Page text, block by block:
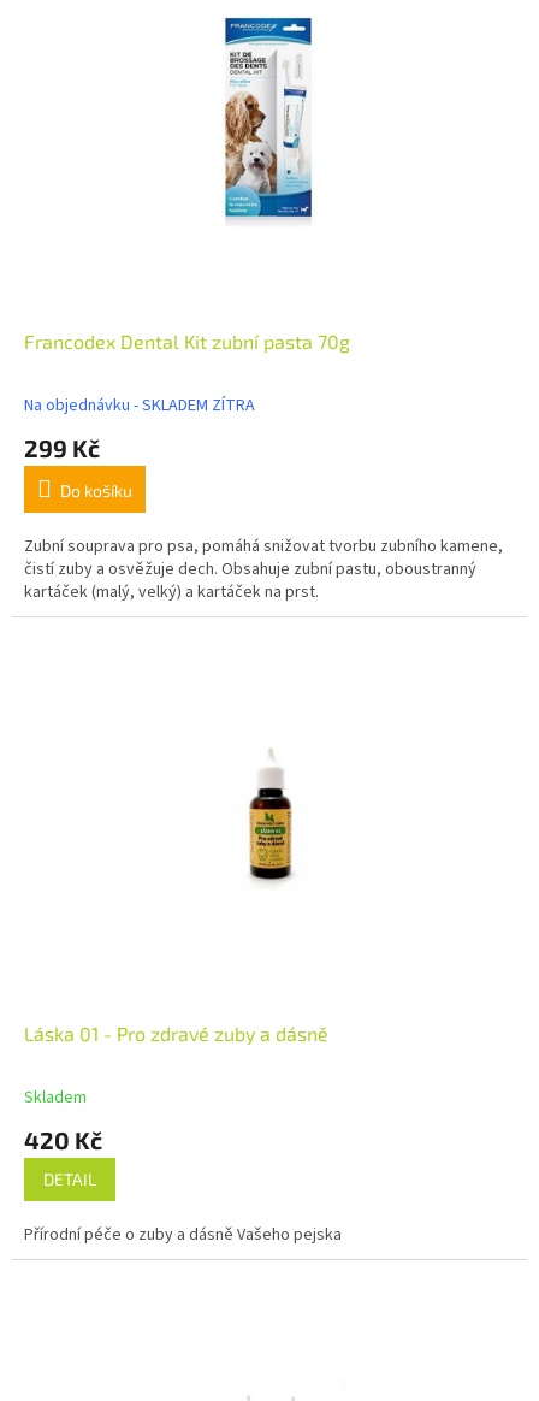
Francodex Dental Kit zubní pasta 70g
Na objednávku - SKLADEM ZÍTRA
299 Kč
Do košíku
Zubní souprava pro psa, pomáhá snižovat tvorbu zubního kamene,
čistí zuby a osvěžuje dech. Obsahuje zubní pastu, oboustranný
kartáček (malý, velký) a kartáček na prst.
Láska 01 - Pro zdravé zuby a dásně
Skladem
420 Kč
DETAIL
Přírodní péče o zuby a dásně Vašeho pejska